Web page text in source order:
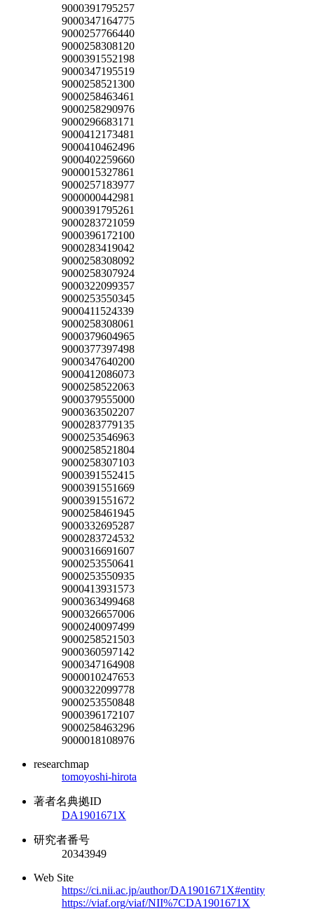
9000391795257
9000347164775
9000257766440
9000258308120
9000391552198
9000347195519
9000258521300
9000258463461
9000258290976
9000296683171
9000412173481
9000410462496
9000402259660
9000015327861
9000257183977
9000000442981
9000391795261
9000283721059
9000396172100
9000283419042
9000258308092
9000258307924
9000322099357
9000253550345
9000411524339
9000258308061
9000379604965
9000377397498
9000347640200
9000412086073
9000258522063
9000379555000
9000363502207
9000283779135
9000253546963
9000258521804
9000258307103
9000391552415
9000391551669
9000391551672
9000258461945
9000332695287
9000283724532
9000316691607
9000253550641
9000253550935
9000413931573
9000363499468
9000326657006
9000240097499
9000258521503
9000360597142
9000347164908
9000010247653
9000322099778
9000253550848
9000396172107
9000258463296
9000018108976
researchmap
tomoyoshi-hirota
著者名典拠ID
DA1901671X
研究者番号
20343949
Web Site
https://ci.nii.ac.jp/author/DA1901671X#entity
https://viaf.org/viaf/NII%7CDA1901671X